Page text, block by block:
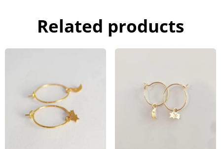
Related products